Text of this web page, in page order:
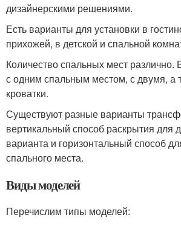
дизайнерскими решениями.
Есть варианты для установки в
прихожей, в детской и спальной
Количество спальных мест
с одним спальным местом, с двумя, а
кроватки.
Существуют разные варианты
вертикальный способ раскрытия для
варианта и горизонтальный способ
спального места.
Виды моделей
Перечислим типы моделей: